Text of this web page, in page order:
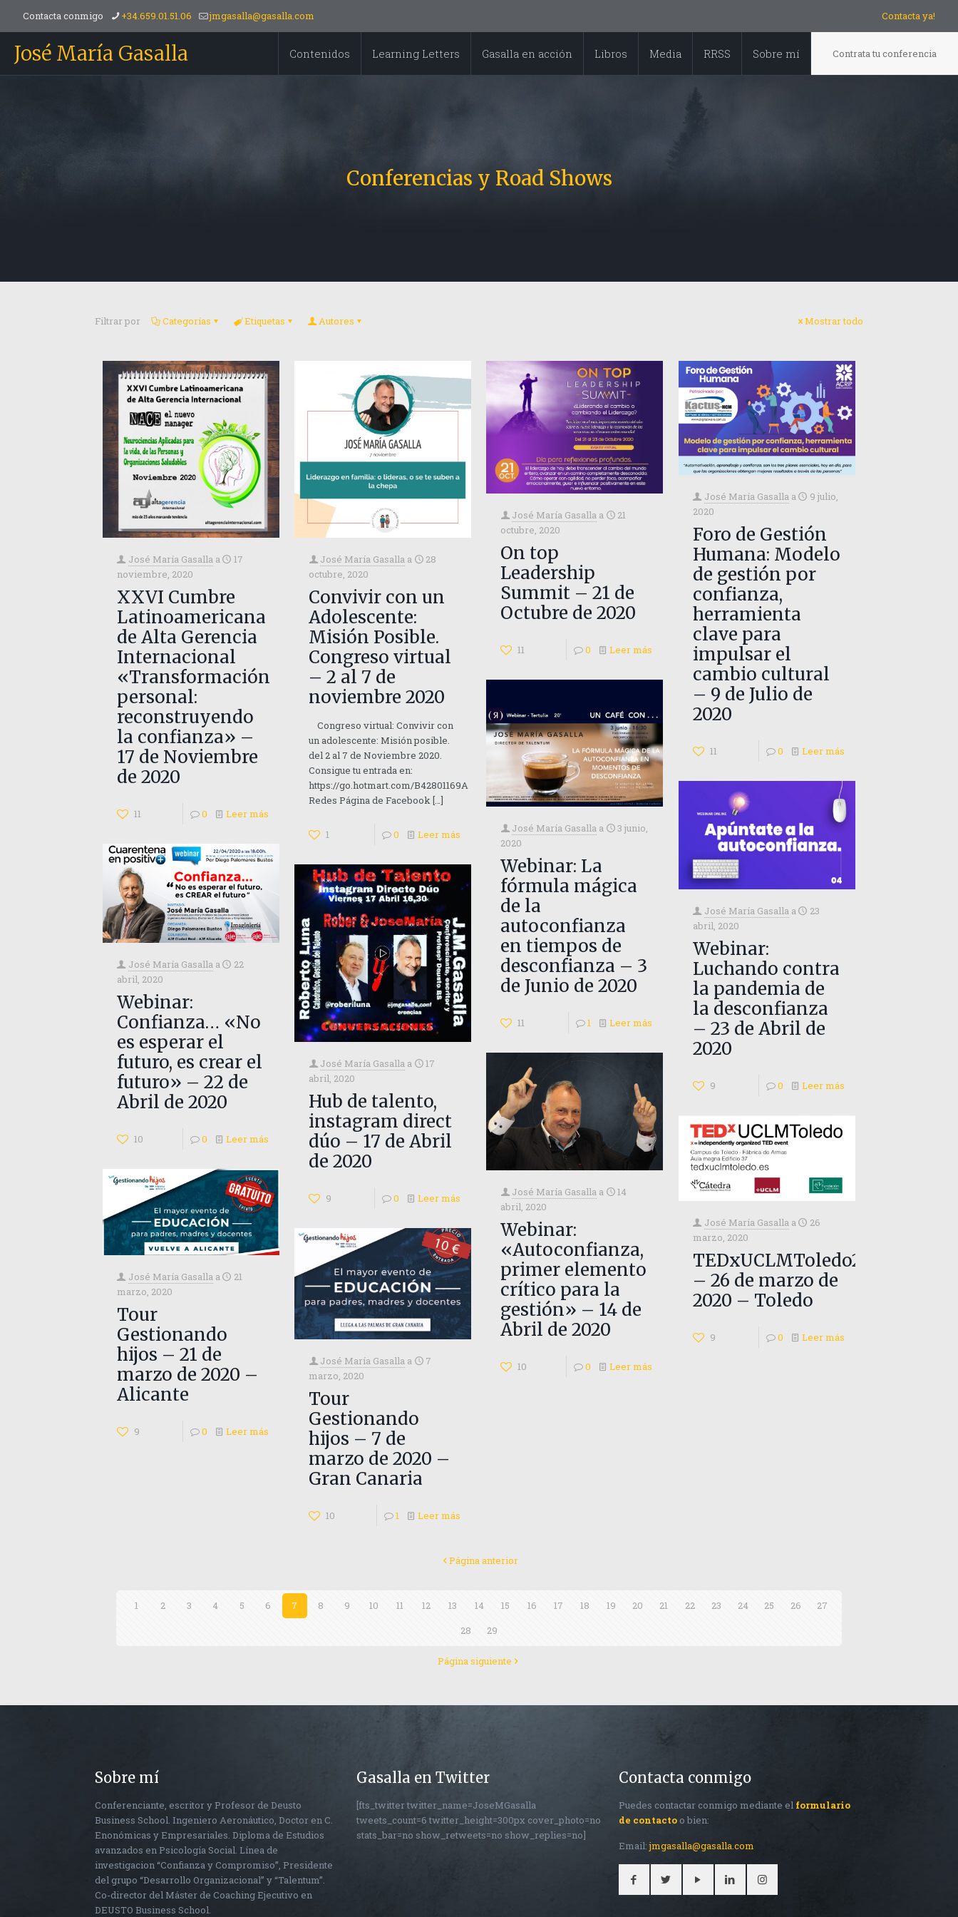
Contacta conmigo +34.659.01.51.06 jmgasalla@gasalla.com Contacta ya!
José María Gasalla Contenidos Learning Letters Gasalla en acción Libros Media RRSS Sobre mí Contrata tu conferencia
Conferencias y Road Shows
Filtrar por Categorías Etiquetas Autores Mostrar todo
José María Gasalla a
17
noviembre, 2020
XXVI Cumbre
Latinoamericana
de Alta Gerencia
Internacional
«Transformación
personal:
reconstruyendo
la confianza» –
17 de Noviembre
de 2020
11 0 Leer más
José María Gasalla a
28
octubre, 2020
Convivir con un
Adolescente:
Misión Posible.
Congreso virtual
– 2 al 7 de
noviembre 2020
Congreso virtual: Convivir con
un adolescente: Misión posible.
del 2 al 7 de Noviembre 2020.
Consigue tu entrada en:
https://go.hotmart.com/B42801169A
Redes Página de Facebook[…]
1 0 Leer más
José María Gasalla a
21
octubre, 2020
On top
Leadership
Summit – 21 de
Octubre de 2020
11 0 Leer más
José María Gasalla a
9 julio,
2020
Foro de Gestión
Humana: Modelo
de gestión por
confianza,
herramienta
clave para
impulsar el
cambio cultural
– 9 de Julio de
2020
11 0 Leer más
José María Gasalla a
3 junio,
2020
Webinar: La
fórmula mágica
de la
autoconfianza
en tiempos de
desconfianza – 3
de Junio de 2020
11 1 Leer más
José María Gasalla a
23
abril, 2020
Webinar:
Luchando contra
la pandemia de
la desconfianza
– 23 de Abril de
2020
9 0 Leer más
José María Gasalla a
22
abril, 2020
Webinar:
Confianza… «No
es esperar el
futuro, es crear el
futuro» – 22 de
Abril de 2020
10 0 Leer más
José María Gasalla a
17
abril, 2020
Hub de talento,
instagram direct
dúo – 17 de Abril
de 2020
9 0 Leer más José María Gasalla a
14
abril, 2020
Webinar:
«Autoconfianza,
primer elemento
crítico para la
gestión» – 14 de
Abril de 2020
10 0 Leer más
José María Gasalla a
26
marzo, 2020
TEDxUCLMToledo2020
– 26 de marzo de
2020 – Toledo
9 0 Leer más
José María Gasalla a
21
marzo, 2020
Tour
Gestionando
hijos – 21 de
marzo de 2020 –
Alicante
9 0 Leer más
José María Gasalla a
7
marzo, 2020
Tour
Gestionando
hijos – 7 de
marzo de 2020 –
Gran Canaria
10 1 Leer más
Página anterior
1 2 3 4 5 6 7 8 9 10 11 12 13 14 15 16 17 18 19 20 21 22 23 24 25 26
27
28
29
Página siguiente
Sobre mí
Conferenciante, escritor y Profesor de Deusto
Business School. Ingeniero Aeronáutico, Doctor en C.
Enonómicas y Empresariales. Diploma de Estudios
avanzados en Psicología Social. Línea de
investigacion “Confianza y Compromiso”, Presidente
del grupo “Desarrollo Organizacional” y “Talentum”.
Co-director del Máster de Coaching Ejecutivo en
DEUSTO Business School.
Gasalla en Twitter
[fts_twitter twitter_name=JoseMGasalla
tweets_count=6 twitter_height=300px cover_photo=no
stats_bar=no show_retweets=no show_replies=no]
Contacta conmigo
Puedes contactar conmigo mediante el formulario
de contactoo bien:
Email:jmgasalla@gasalla.com